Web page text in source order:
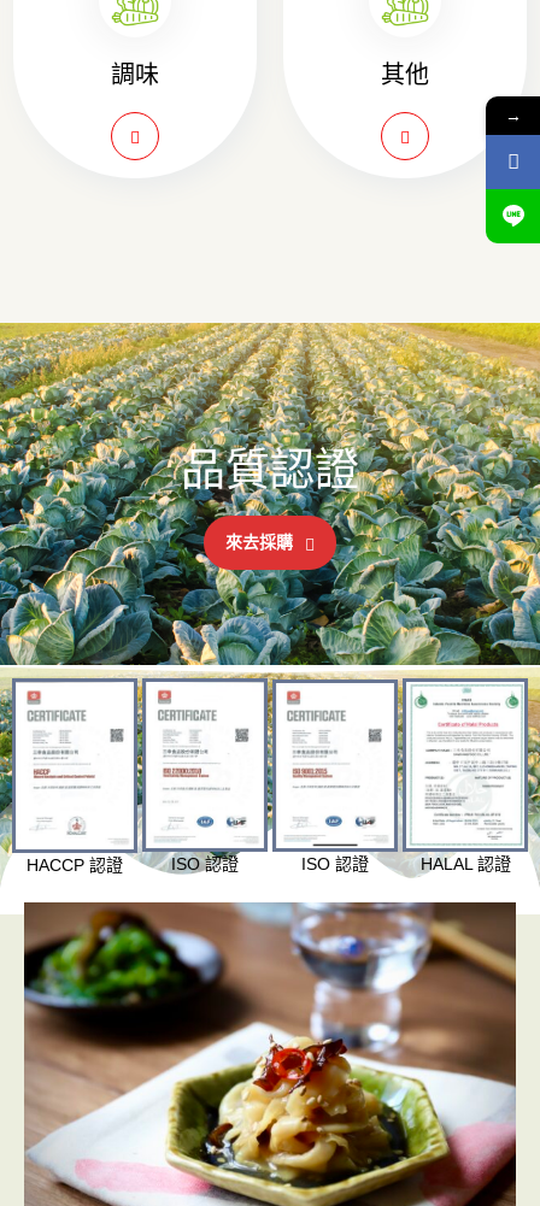
調味 其他
品質認證
來去採購
HACCP 認證 ISO 認證 ISO 認證 HALAL 認證
→